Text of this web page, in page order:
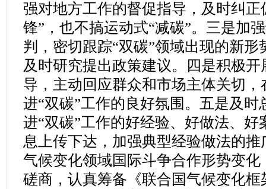
强对地方工作的督促指导，及时纠正
锋”，也不搞运动式“减碳”。三是加
判，密切跟踪“双碳”领域出现的新
及时研究提出政策建议。四是积极
导，主动回应群众和市场主体关切
进“双碳”工作的良好氛围。五是及
进“双碳”工作的好经验、好做法、
息上传下达，加强典型经验做法的
气候变化领域国际斗争合作形势变
磋商，认真筹备《联合国气候变化